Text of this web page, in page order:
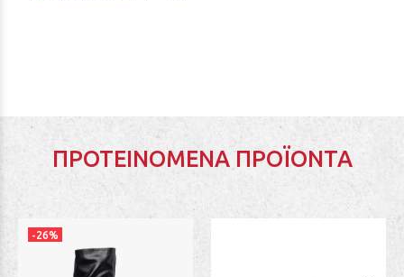
ΠΡΟΤΕΙΝΌΜΕΝΑ ΠΡΟΪΌΝΤΑ
-26%